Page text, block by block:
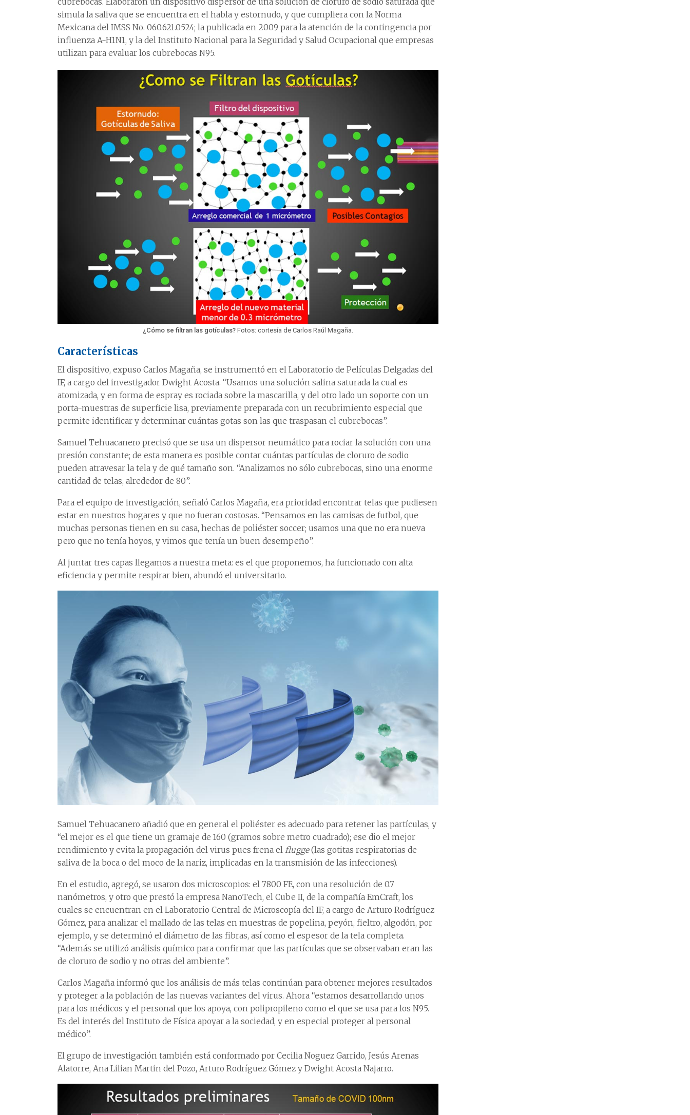
simula la saliva que se encuentra en el habla y estornudo, y que cumpliera con la Norma
Mexicana del IMSS No. 060.621.0524; la publicada en 2009 para la atención de la contingencia por
influenza A-H1N1, y la del Instituto Nacional para la Seguridad y Salud Ocupacional que empresas
utilizan para evaluar los cubrebocas N95.
¿Cómo se filtran las gotículas?Fotos: cortesía de Carlos Raúl Magaña.
Características
El dispositivo, expuso Carlos Magaña, se instrumentó en el Laboratorio de Películas Delgadas del
IF, a cargo del investigador Dwight Acosta. “Usamos una solución salina saturada la cual es
atomizada, y en forma de espray es rociada sobre la mascarilla, y del otro lado un soporte con un
porta-muestras de superficie lisa, previamente preparada con un recubrimiento especial que
permite identificar y determinar cuántas gotas son las que traspasan el cubrebocas”.
Samuel Tehuacanero precisó que se usa un dispersor neumático para rociar la solución con una
presión constante; de esta manera es posible contar cuántas partículas de cloruro de sodio
pueden atravesar la tela y de qué tamaño son. “Analizamos no sólo cubrebocas, sino una enorme
cantidad de telas, alrededor de 80”.
Para el equipo de investigación, señaló Carlos Magaña, era prioridad encontrar telas que pudiesen
estar en nuestros hogares y que no fueran costosas. “Pensamos en las camisas de futbol, que
muchas personas tienen en su casa, hechas de poliéster soccer; usamos una que no era nueva
pero que no tenía hoyos, y vimos que tenía un buen desempeño”.
Al juntar tres capas llegamos a nuestra meta: es el que proponemos, ha funcionado con alta
eficiencia y permite respirar bien, abundó el universitario.
Samuel Tehuacanero añadió que en general el poliéster es adecuado para retener las partículas, y
“el mejor es el que tiene un gramaje de 160 (gramos sobre metro cuadrado); ese dio el mejor
rendimiento y evita la propagación del virus pues frena el flugge(las gotitas respiratorias de
saliva de la boca o del moco de la nariz, implicadas en la transmisión de las infecciones).
En el estudio, agregó, se usaron dos microscopios: el 7800 FE, con una resolución de 0.7
nanómetros, y otro que prestó la empresa NanoTech, el Cube II, de la compañía EmCraft, los
cuales se encuentran en el Laboratorio Central de Microscopía del IF, a cargo de Arturo Rodríguez
Gómez, para analizar el mallado de las telas en muestras de popelina, peyón, fieltro, algodón, por
ejemplo, y se determinó el diámetro de las fibras, así como el espesor de la tela completa.
“Además se utilizó análisis químico para confirmar que las partículas que se observaban eran las
de cloruro de sodio y no otras del ambiente”.
Carlos Magaña informó que los análisis de más telas continúan para obtener mejores resultados
y proteger a la población de las nuevas variantes del virus. Ahora “estamos desarrollando unos
para los médicos y el personal que los apoya, con polipropileno como el que se usa para los N95.
Es del interés del Instituto de Física apoyar a la sociedad, y en especial proteger al personal
médico”.
El grupo de investigación también está conformado por Cecilia Noguez Garrido, Jesús Arenas
Alatorre, Ana Lilian Martin del Pozo, Arturo Rodríguez Gómez y Dwight Acosta Najarro.